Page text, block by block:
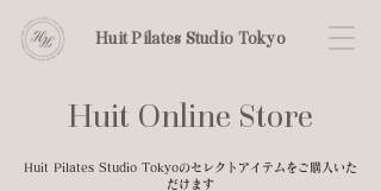
Huit Pilates Studio Tokyo
Huit Online Store
Huit Pilates Studio Tokyoのセレクトアイテムをご購入いた
だけます